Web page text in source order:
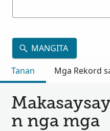
MANGITA
Tanan
Mga Rekord
n nga mga